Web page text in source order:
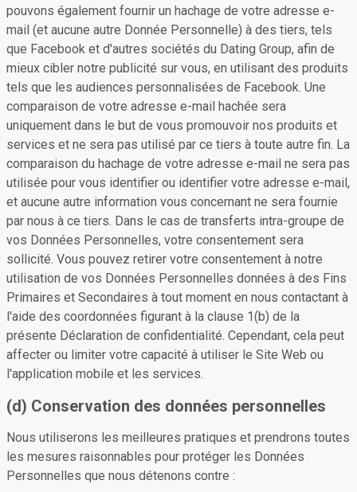
pouvons également fournir un hachage de votre adresse e-
mail (et aucune autre Donnée Personnelle) à des tiers, tels
que Facebook et d'autres sociétés du Dating Group, afin de
mieux cibler notre publicité sur vous, en utilisant des produits
tels que les audiences personnalisées de Facebook. Une
comparaison de votre adresse e-mail hachée sera
uniquement dans le but de vous promouvoir nos produits et
services et ne sera pas utilisé par ce tiers à toute autre fin. La
comparaison du hachage de votre adresse e-mail ne sera pas
utilisée pour vous identifier ou identifier votre adresse e-mail,
et aucune autre information vous concernant ne sera fournie
par nous à ce tiers. Dans le cas de transferts intra-groupe de
vos Données Personnelles, votre consentement sera
sollicité. Vous pouvez retirer votre consentement à notre
utilisation de vos Données Personnelles données à des Fins
Primaires et Secondaires à tout moment en nous contactant à
l'aide des coordonnées figurant à la clause 1(b) de la
présente Déclaration de confidentialité. Cependant, cela peut
affecter ou limiter votre capacité à utiliser le Site Web ou
l'application mobile et les services.
(d) Conservation des données personnelles
Nous utiliserons les meilleures pratiques et prendrons toutes
les mesures raisonnables pour protéger les Données
Personnelles que nous détenons contre :